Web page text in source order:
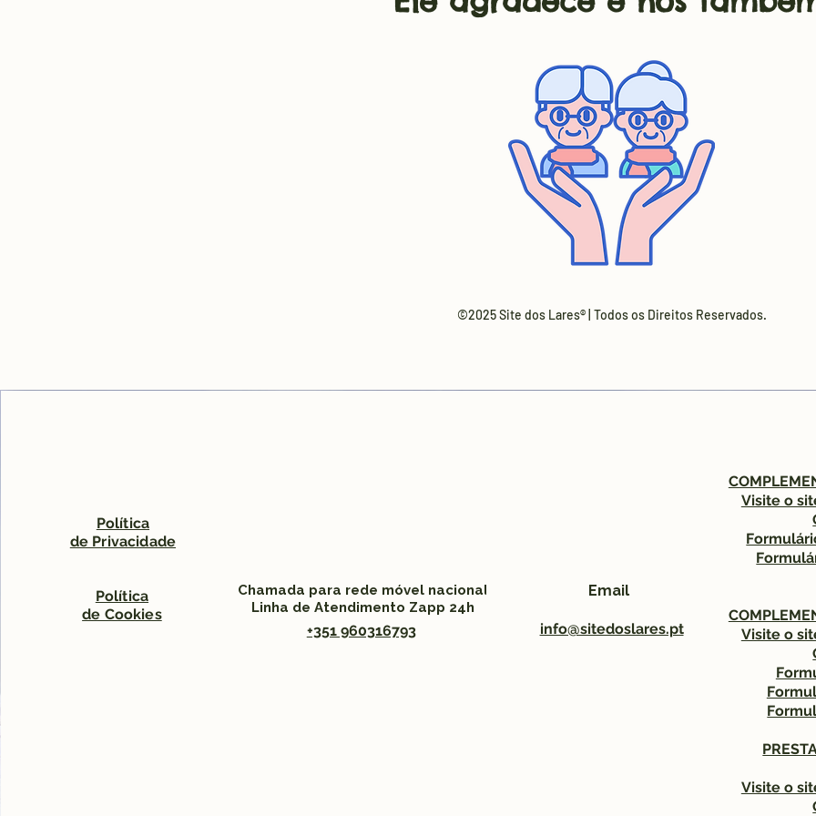
©2025 Site dos Lares® | Todos os Direitos Reservados.
Política
de Cookies
Política
de Privacidade
Política
de Cookies
Chamada para rede móvel nacional
Linha de Atendimento Zapp 24h
+351 960316793
Email
info@sitedoslares.pt
Visite o
Visite o
Visite o